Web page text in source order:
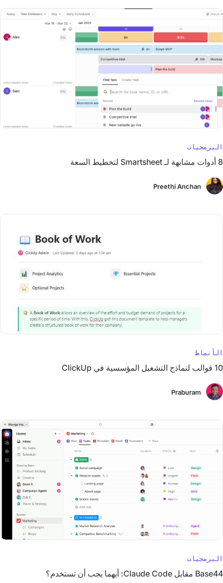
البرمجيات
8 أدوات مشابهة لـ Smartsheet لتخطيط السعة
Preethi Anchan
الأنماط
10 قوالب لنماذج التشغيل المؤسسية في ClickUp
Praburam
البرمجيات
Base44 مقابل Claude Code: أيهما يجب أن تستخدم؟